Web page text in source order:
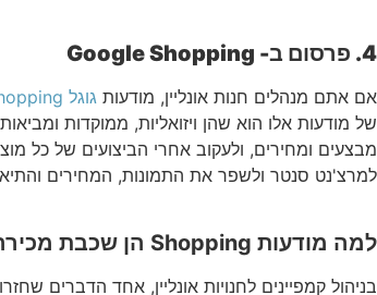
4. פרסום ב- Google Shopping
אם אתם מנהלים חנות אונליין, מודעות גוגל Shopping
למרצ'נט סנטר ולשפר את התמונות, המחירים
למה מודעות Shopping הן שכבת מכירה קריטית